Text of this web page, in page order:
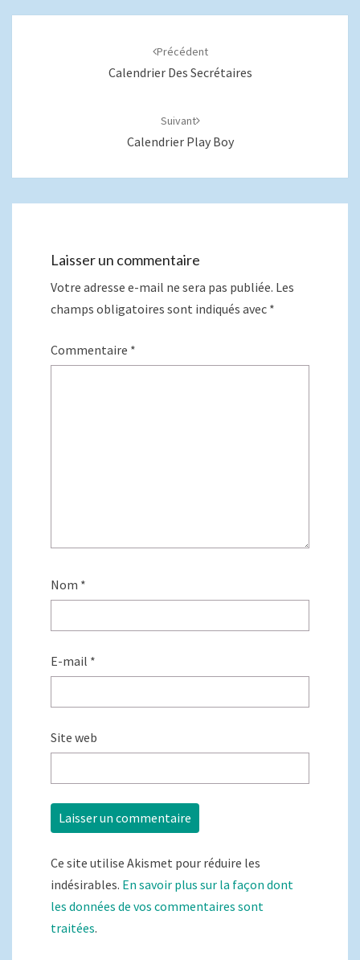
Précédent
Calendrier Des Secrétaires
Suivant
Calendrier Play Boy
Laisser un commentaire
Votre adresse e-mail ne sera pas publiée. Les
champs obligatoires sont indiqués avec *
Commentaire *
Nom *
E-mail *
Site web
Ce site utilise Akismet pour réduire les
indésirables. En savoir plus sur la façon dont
les données de vos commentaires sont
traitées.